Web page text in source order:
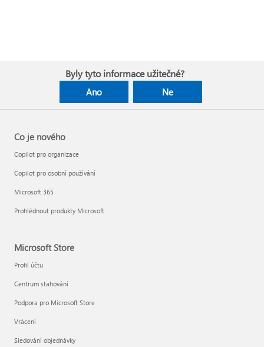
Byly tyto informace užitečné?
Ano Ne
Co je nového
Copilot pro organizace
Copilot pro osobní používání
Microsoft 365
Prohlédnout produkty Microsoft
Microsoft Store
Profil účtu
Centrum stahování
Podpora pro Microsoft Store
Vrácení
Sledování objednávky